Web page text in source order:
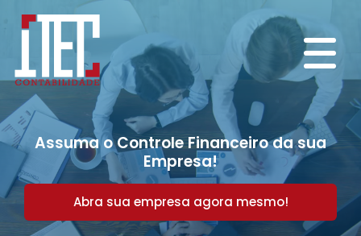
Assuma o Controle Financeiro da sua
Empresa!
Abra sua empresa agora mesmo!